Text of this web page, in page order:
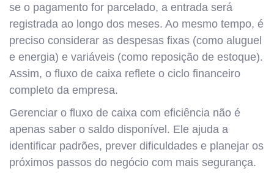
se o pagamento for parcelado, a entrada será
registrada ao longo dos meses. Ao mesmo tempo, é
preciso considerar as despesas fixas (como aluguel
e energia) e variáveis (como reposição de estoque).
Assim, o fluxo de caixa reflete o ciclo financeiro
completo da empresa.
Gerenciar o fluxo de caixa com eficiência não é
apenas saber o saldo disponível. Ele ajuda a
identificar padrões, prever dificuldades e planejar os
próximos passos do negócio com mais segurança.